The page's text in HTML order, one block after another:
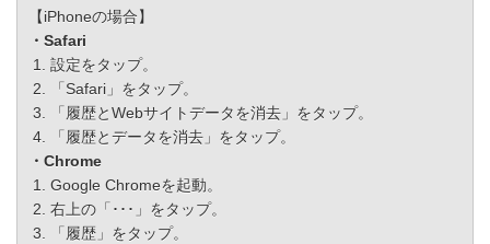
【iPhoneの場合】
・Safari
設定をタップ。
「Safari」をタップ。
「履歴とWebサイトデータを消去」をタップ。
「履歴とデータを消去」をタップ。
・Chrome
Google Chromeを起動。
右上の「･･･」をタップ。
「履歴」をタップ。